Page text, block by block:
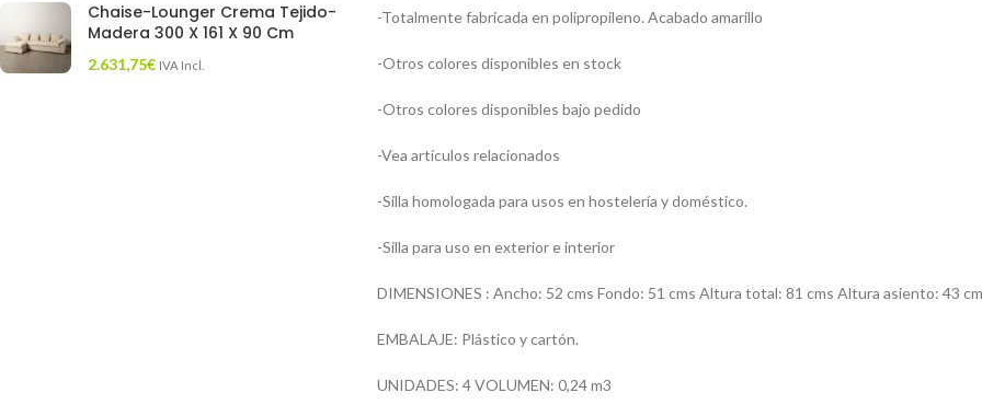
Chaise-Lounger Crema Tejido-
Madera 300 X 161 X 90 Cm
2.631,75€ IVA Incl.
-Totalmente fabricada en polipropileno. Acabado amarillo
-Otros colores disponibles en stock
-Otros colores disponibles bajo pedido
-Vea artículos relacionados
-Silla homologada para usos en hostelería y doméstico.
-Silla para uso en exterior e interior
DIMENSIONES : Ancho: 52 cms Fondo: 51 cms Altura total: 81 cms Altura asiento: 43
EMBALAJE: Plástico y cartón.
UNIDADES: 4 VOLUMEN: 0,24 m3